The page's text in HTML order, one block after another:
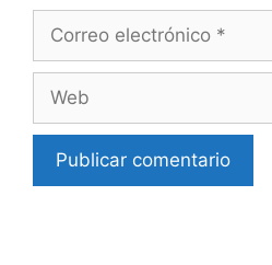
electrónico